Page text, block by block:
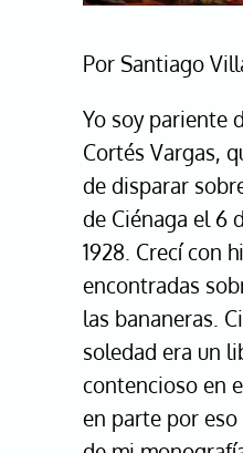
Por Santiago
Yo soy pariente
Cortés Vargas,
de disparar
de Ciénaga el 6
1928. Crecí con
encontradas
las bananeras.
soledad era un
contencioso en
en parte por